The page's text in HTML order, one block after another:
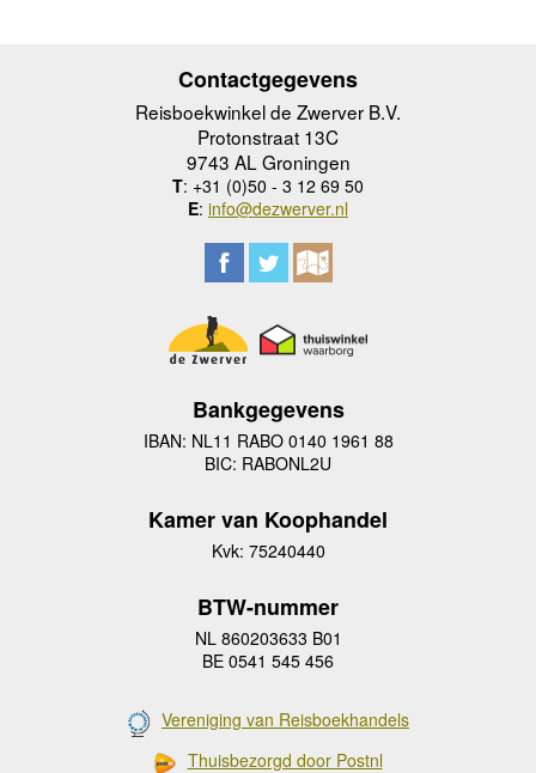
Contactgegevens
Reisboekwinkel de Zwerver B.V.
Protonstraat 13C
9743 AL Groningen
T: +31 (0)50 - 3 12 69 50
E: info@dezwerver.nl
Bankgegevens
IBAN: NL11 RABO 0140 1961 88
BIC: RABONL2U
Kamer van Koophandel
Kvk: 75240440
BTW-nummer
NL 860203633 B01
BE 0541 545 456
Vereniging van Reisboekhandels
Thuisbezorgd door Postnl